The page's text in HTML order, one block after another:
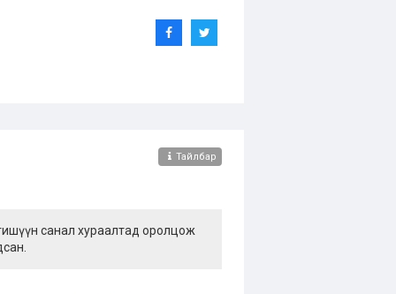
Тайлбар
санал хураалтад оролцож